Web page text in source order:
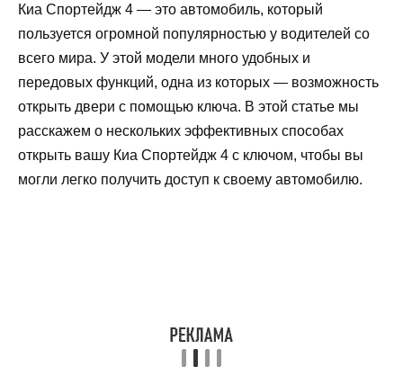
Киа Спортейдж 4 — это автомобиль, который
пользуется огромной популярностью у водителей со
всего мира. У этой модели много удобных и
передовых функций, одна из которых — возможность
открыть двери с помощью ключа. В этой статье мы
расскажем о нескольких эффективных способах
открыть вашу Киа Спортейдж 4 с ключом, чтобы вы
могли легко получить доступ к своему автомобилю.